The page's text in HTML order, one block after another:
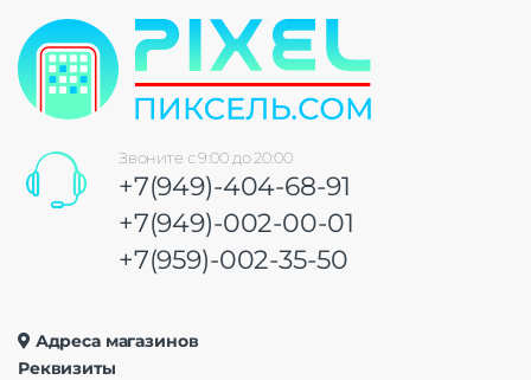
Звоните с 9:00 до 20:00
+7(949)-404-68-91
+7(949)-002-00-01
+7(959)-002-35-50
Адреса магазинов
Реквизиты